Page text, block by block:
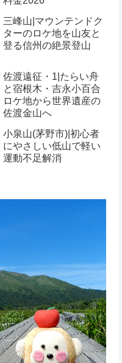
三峰山|マウンテンドク
ターのロケ地を山友と
登る信州の絶景登山
佐渡遠征・1|たらい舟
と宿根木・吉永小百合
ロケ地から世界遺産の
佐渡金山へ
小泉山(茅野市)|初心者
にやさしい低山で軽い
運動不足解消